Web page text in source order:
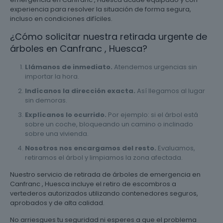
experiencia para resolver la situación de forma segura,
incluso en condiciones difíciles.
¿Cómo solicitar nuestra retirada urgente de
árboles en Canfranc , Huesca?
Llámanos de inmediato. Atendemos urgencias sin
importar la hora.
Indícanos la dirección exacta. Así llegamos al lugar
sin demoras.
Explícanos lo ocurrido. Por ejemplo: si el árbol está
sobre un coche, bloqueando un camino o inclinado
sobre una vivienda.
Nosotros nos encargamos del resto. Evaluamos,
retiramos el árbol y limpiamos la zona afectada.
Nuestro servicio de retirada de árboles de emergencia en
Canfranc , Huesca incluye el retiro de escombros a
vertederos autorizados utilizando contenedores seguros,
aprobados y de alta calidad.
No arriesgues tu seguridad ni esperes a que el problema